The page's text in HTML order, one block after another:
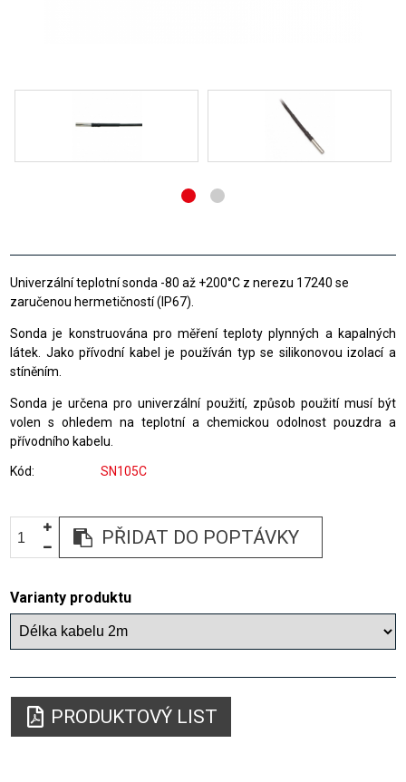
Univerzální teplotní sonda -80 až +200°C z nerezu 17240 se
zaručenou hermetičností (IP67).
Sonda je konstruována pro měření teploty plynných a kapalných
látek. Jako přívodní kabel je používán typ se silikonovou izolací a
stíněním.
Sonda je určena pro univerzální použití, způsob použití musí být
volen s ohledem na teplotní a chemickou odolnost pouzdra a
přívodního kabelu.
Kód SN105C
PŘIDAT DO POPTÁVKY
Varianty produktu
PRODUKTOVÝ LIST